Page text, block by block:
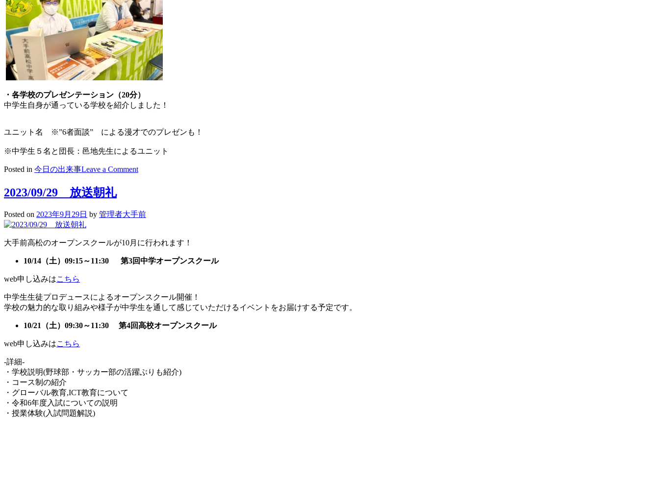
・各学校のプレゼンテーション（20分）
中学生自身が通っている学校を紹介しました！
ユニット名 ※”6者面談” による漫才でのプレゼンも！
※中学生５名と団長：邑地先生によるユニット
Posted in 今日の出来事Leave a Commenton
私
ェ
ア
2023/09/29 放送朝礼
Posted on 2023年9月29日 by 管理者大手前
大手前高松のオープンスクールが10月に行われます！
10/14（土）09:15～11:30 第3回中学オープンスクール
web申し込みはこちら
中学生生徒プロデュースによるオープンスクール開催！
学校の魅力的な取り組みや様子が中学生を通して感じていただけるイベントをお届けする予定です。
10/21（土）09:30～11:30 第4回高校オープンスクール
web申し込みはこちら
-詳細-
・学校説明(野球部・サッカー部の活躍ぶりも紹介)
・コース制の紹介
・グローバル教育,ICT教育について
・令和6年度入試についての説明
・授業体験(入試問題解説)